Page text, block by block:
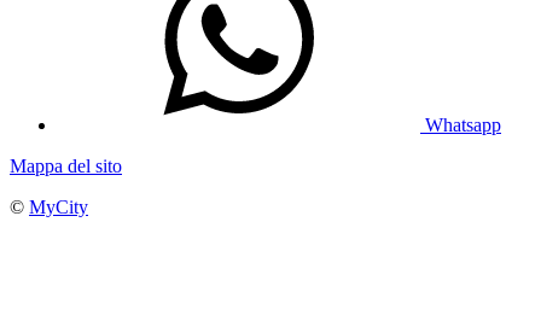
Whatsapp
Mappa del sito
© MyCity